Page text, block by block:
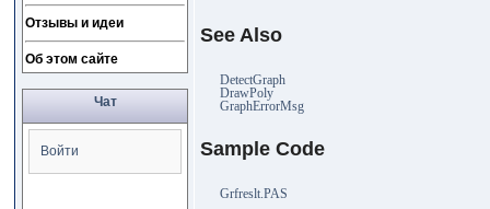
Отзывы и идеи
Об этом сайте
Чат
Войти
See Also
DetectGraph
DrawPoly
GraphErrorMsg
Sample Code
Grfreslt.PAS